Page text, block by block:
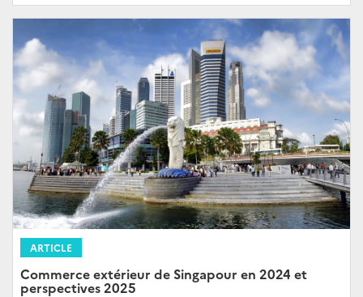
ARTICLE
Commerce extérieur de Singapour en 2024 et
perspectives 2025